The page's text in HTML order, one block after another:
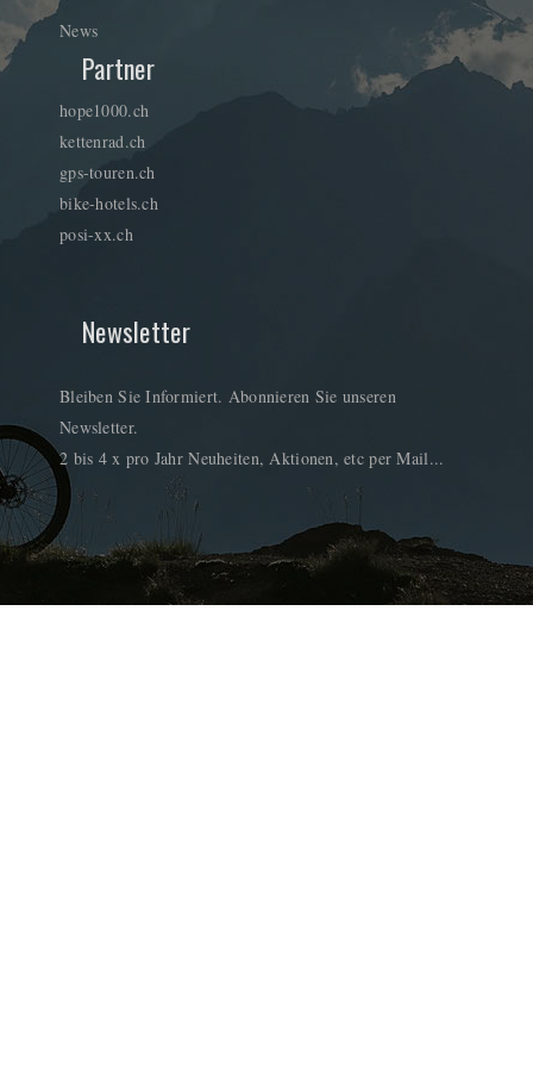
News
Partner
hope1000.ch
kettenrad.ch
gps-touren.ch
bike-hotels.ch
posi-xx.ch
Newsletter
Bleiben Sie Informiert. Abonnieren Sie unseren
Newsletter.
2 bis 4 x pro Jahr Neuheiten, Aktionen, etc per Mail...